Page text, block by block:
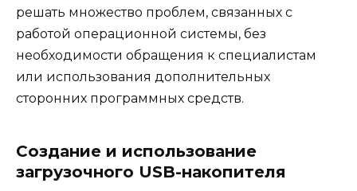
решать множество проблем, связанных с
работой операционной системы, без
необходимости обращения к специалистам
или использования дополнительных
сторонних программных средств.
Создание и использование
загрузочного USB-накопителя